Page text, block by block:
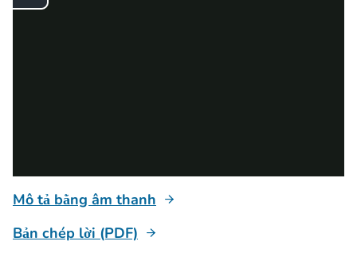
Mô tả bằng âm thanh
Bản chép lời (PDF)